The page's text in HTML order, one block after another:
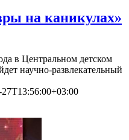
на каникулах»
в Центральном детском
научно-развлекательный